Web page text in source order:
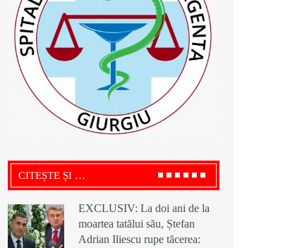
CITEȘTE ȘI …
EXCLUSIV: La doi ani de la
moartea tatălui său, Ștefan
Adrian Iliescu rupe tăcerea: